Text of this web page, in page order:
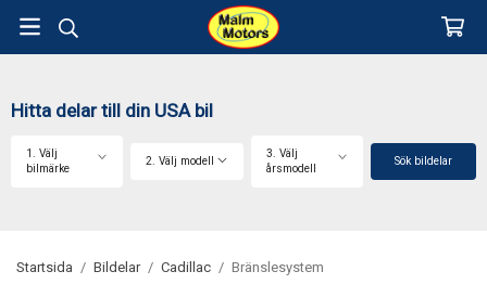
Hitta delar till din USA bil
1. Välj
bilmärke
2. Välj modell
3. Välj
årsmodell
Sök bildelar
Startsida / Bildelar / Cadillac / Bränslesystem